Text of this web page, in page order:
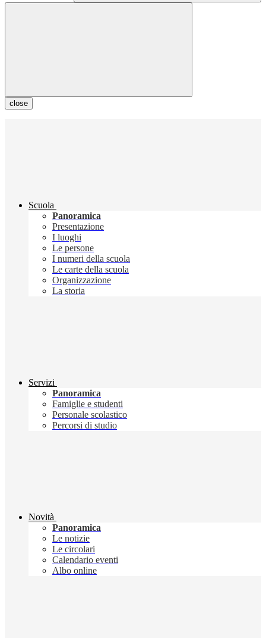
close
Scuola
Panoramica
Presentazione
I luoghi
Le persone
I numeri della scuola
Le carte della scuola
Organizzazione
La storia
Servizi
Panoramica
Famiglie e studenti
Personale scolastico
Percorsi di studio
Novità
Panoramica
Le notizie
Le circolari
Calendario eventi
Albo online